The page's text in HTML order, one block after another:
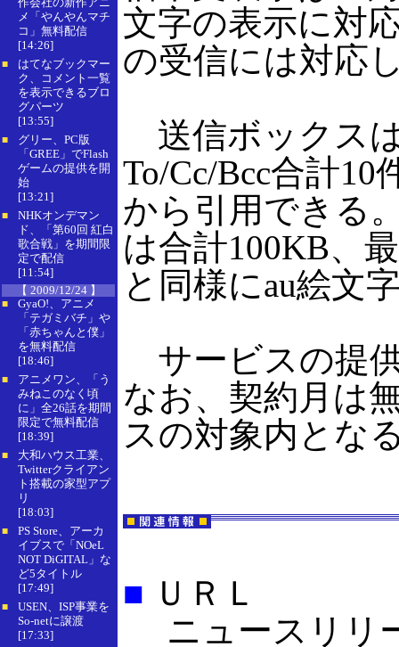
メ「やんやんマチ
コ」無料配信
[14:26]
■
はてなブックマー
ク、コメント一覧
を表示できるブロ
グパーツ
[13:55]
■
グリー、PC版
「GREE」でFlash
ゲームの提供を開
始
[13:21]
■
NHKオンデマン
ド、「第60回 紅白
歌合戦」を期間限
定で配信
[11:54]
【 2009/12/24 】
■
GyaO!、アニメ
「テガミバチ」や
「赤ちゃんと僕」
を無料配信
[18:46]
■
アニメワン、「う
みねこのなく頃
に」全26話を期間
限定で無料配信
[18:39]
■
大和ハウス工業、
Twitterクライアン
ト搭載の家型アプ
リ
[18:03]
■
PS Store、アーカ
イブスで「NOeL
NOT DiGITAL」な
ど5タイトル
[17:49]
■
USEN、ISP事業を
So-netに譲渡
[17:33]
文字の表示に対
の受信には対応
送信ボックス
To/Cc/Bcc合計
から引用できる
は合計100KB、
と同様にau絵文
サービスの提
なお、契約月は
スの対象内とな
■ ＵＲＬ
ニュースリリ